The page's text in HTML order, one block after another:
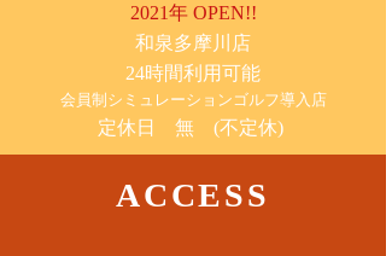
2021年 OPEN!!
​和泉多摩川店
24時間利用可能
​会員制シミュレーションゴルフ導入店
定休日 無 (不定休)
ACCESS